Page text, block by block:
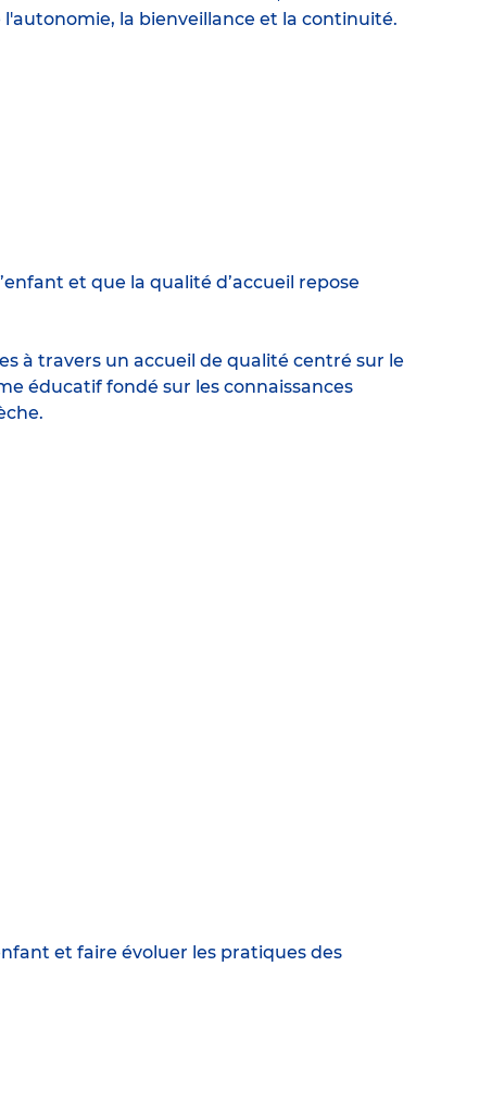
la bienveillance et la continuité.
et que la qualité d’accueil repose
à travers un accueil de qualité centré sur le
éducatif fondé sur les connaissances
et faire évoluer les pratiques des